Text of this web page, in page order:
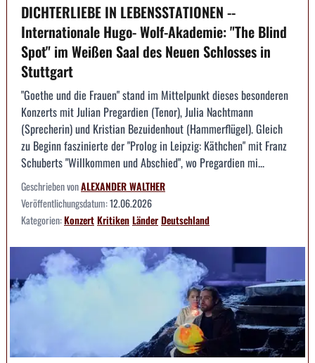
DICHTERLIEBE IN LEBENSSTATIONEN --
Internationale Hugo- Wolf-Akademie: "The Blind
Spot" im Weißen Saal des Neuen Schlosses in
Stuttgart
"Goethe und die Frauen" stand im Mittelpunkt dieses besonderen
Konzerts mit Julian Pregardien (Tenor), Julia Nachtmann
(Sprecherin) und Kristian Bezuidenhout (Hammerflügel). Gleich
zu Beginn faszinierte der "Prolog in Leipzig: Käthchen" mit Franz
Schuberts "Willkommen und Abschied", wo Pregardien mi...
Geschrieben vonALEXANDER WALTHER
Veröffentlichungsdatum:12.06.2026
Kategorien:KonzertKritikenLänderDeutschland